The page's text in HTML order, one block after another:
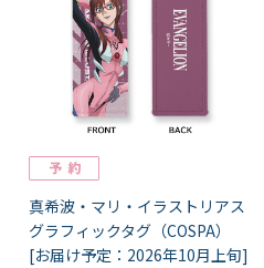
真希波・マリ・イラストリアス
グラフィックタグ（COSPA）
[お届け予定：2026年10月上旬]